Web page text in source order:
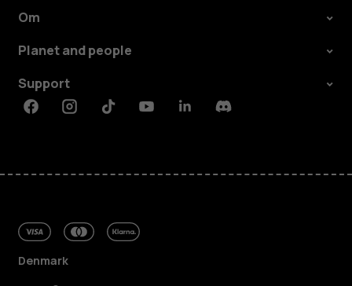
Om
Planet and people
Support
FacebookInstagramTiktokYoutubeLinkedinDiscord
Denmark